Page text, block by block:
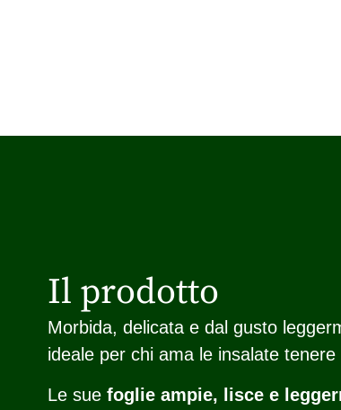
Il prodotto
Morbida, delicata e dal gusto
ideale per chi ama le insalate tenere
Le sue foglie ampie, lisce e